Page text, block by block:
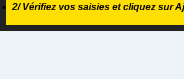
2/ Vérifiez vos saisies et cliquez sur